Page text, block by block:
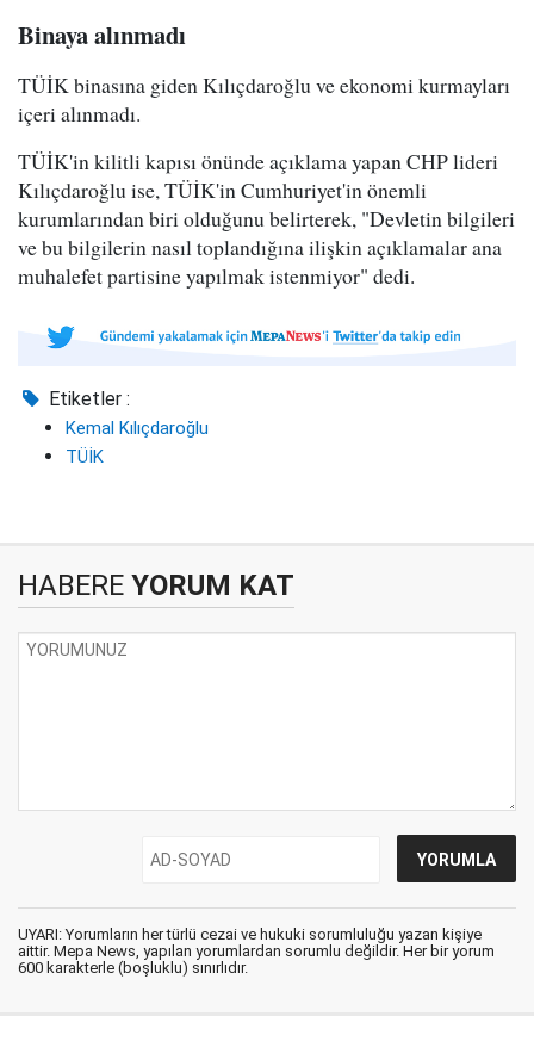
Binaya alınmadı
TÜİK binasına giden Kılıçdaroğlu ve ekonomi kurmayları
içeri alınmadı.
TÜİK'in kilitli kapısı önünde açıklama yapan CHP lideri
Kılıçdaroğlu ise, TÜİK'in Cumhuriyet'in önemli
kurumlarından biri olduğunu belirterek, "Devletin bilgileri
ve bu bilgilerin nasıl toplandığına ilişkin açıklamalar ana
muhalefet partisine yapılmak istenmiyor" dedi.
Etiketler :
Kemal Kılıçdaroğlu
TÜİK
HABERE YORUM KAT
UYARI: Yorumların her türlü cezai ve hukuki sorumluluğu yazan kişiye
aittir. Mepa News, yapılan yorumlardan sorumlu değildir. Her bir yorum
600 karakterle (boşluklu) sınırlıdır.